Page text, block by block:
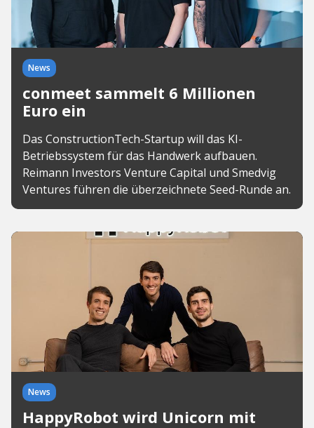
News
conmeet sammelt 6 Millionen
Euro ein
Das ConstructionTech-Startup will das KI-
Betriebssystem für das Handwerk aufbauen.
Reimann Investors Venture Capital und Smedvig
Ventures führen die überzeichnete Seed-Runde an.
News
HappyRobot wird Unicorn mit